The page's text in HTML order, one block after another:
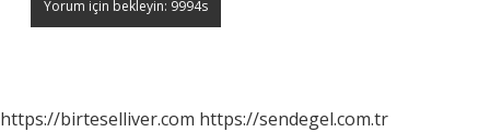
https://birteselliver.com https://sendegel.com.tr